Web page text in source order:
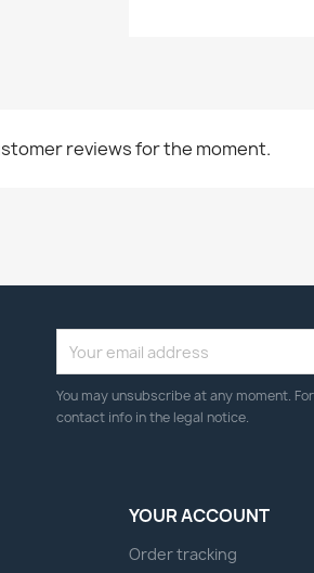
reviews for the moment.
You may unsubscribe at any moment.
contact info in the legal notice.
YOUR ACCOUNT
Order tracking